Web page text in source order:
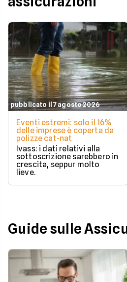
pubblicato il 7 agosto 2026
Eventi estremi: solo il 16%
delle imprese è coperta da
polizze cat-nat
Ivass: i dati relativi alla
sottoscrizione sarebbero in
crescita, seppur molto
lieve.
Guide sulle